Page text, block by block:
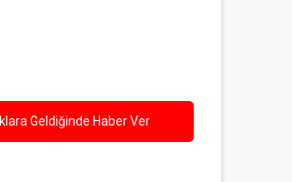
Geldiğinde Haber Ver